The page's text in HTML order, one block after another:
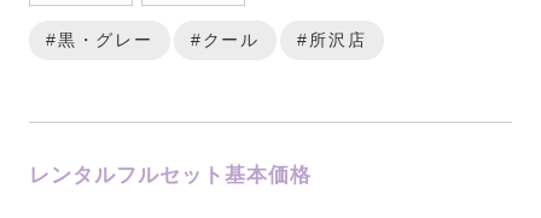
#黒・グレー #クール #所沢店
レンタルフルセット基本価格